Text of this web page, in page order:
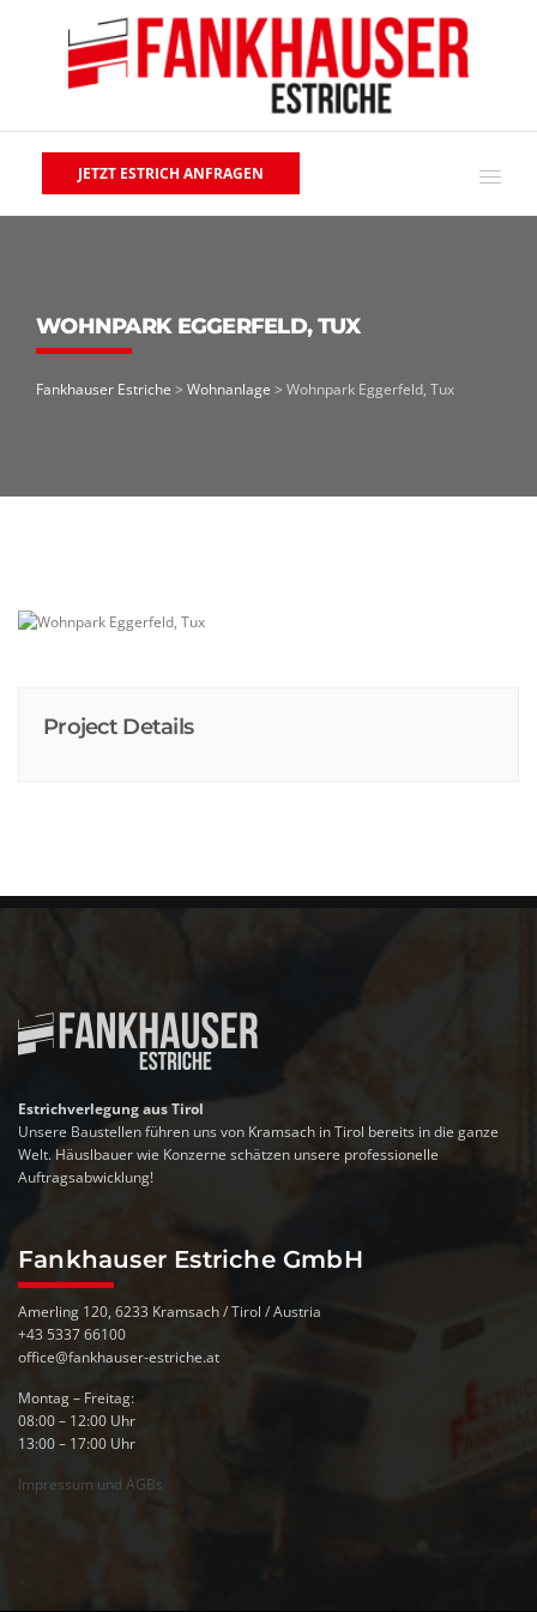
JETZT ESTRICH ANFRAGEN
WOHNPARK EGGERFELD, TUX
Fankhauser Estriche > Wohnanlage > Wohnpark Eggerfeld, Tux
Project Details
Estrichverlegung aus Tirol
Unsere Baustellen führen uns von Kramsach in Tirol bereits in die ganze
Welt. Häuslbauer wie Konzerne schätzen unsere professionelle
Auftragsabwicklung!
Fankhauser Estriche GmbH
Amerling 120, 6233 Kramsach / Tirol / Austria
+43 5337 66100
office@fankhauser-estriche.at
Montag – Freitag:
08:00 – 12:00 Uhr
13:00 – 17:00 Uhr
Impressum und AGBs